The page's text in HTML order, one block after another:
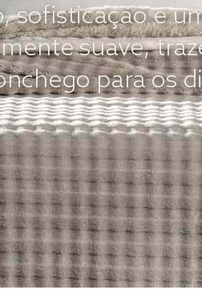
sofisticação e
suave,
para os